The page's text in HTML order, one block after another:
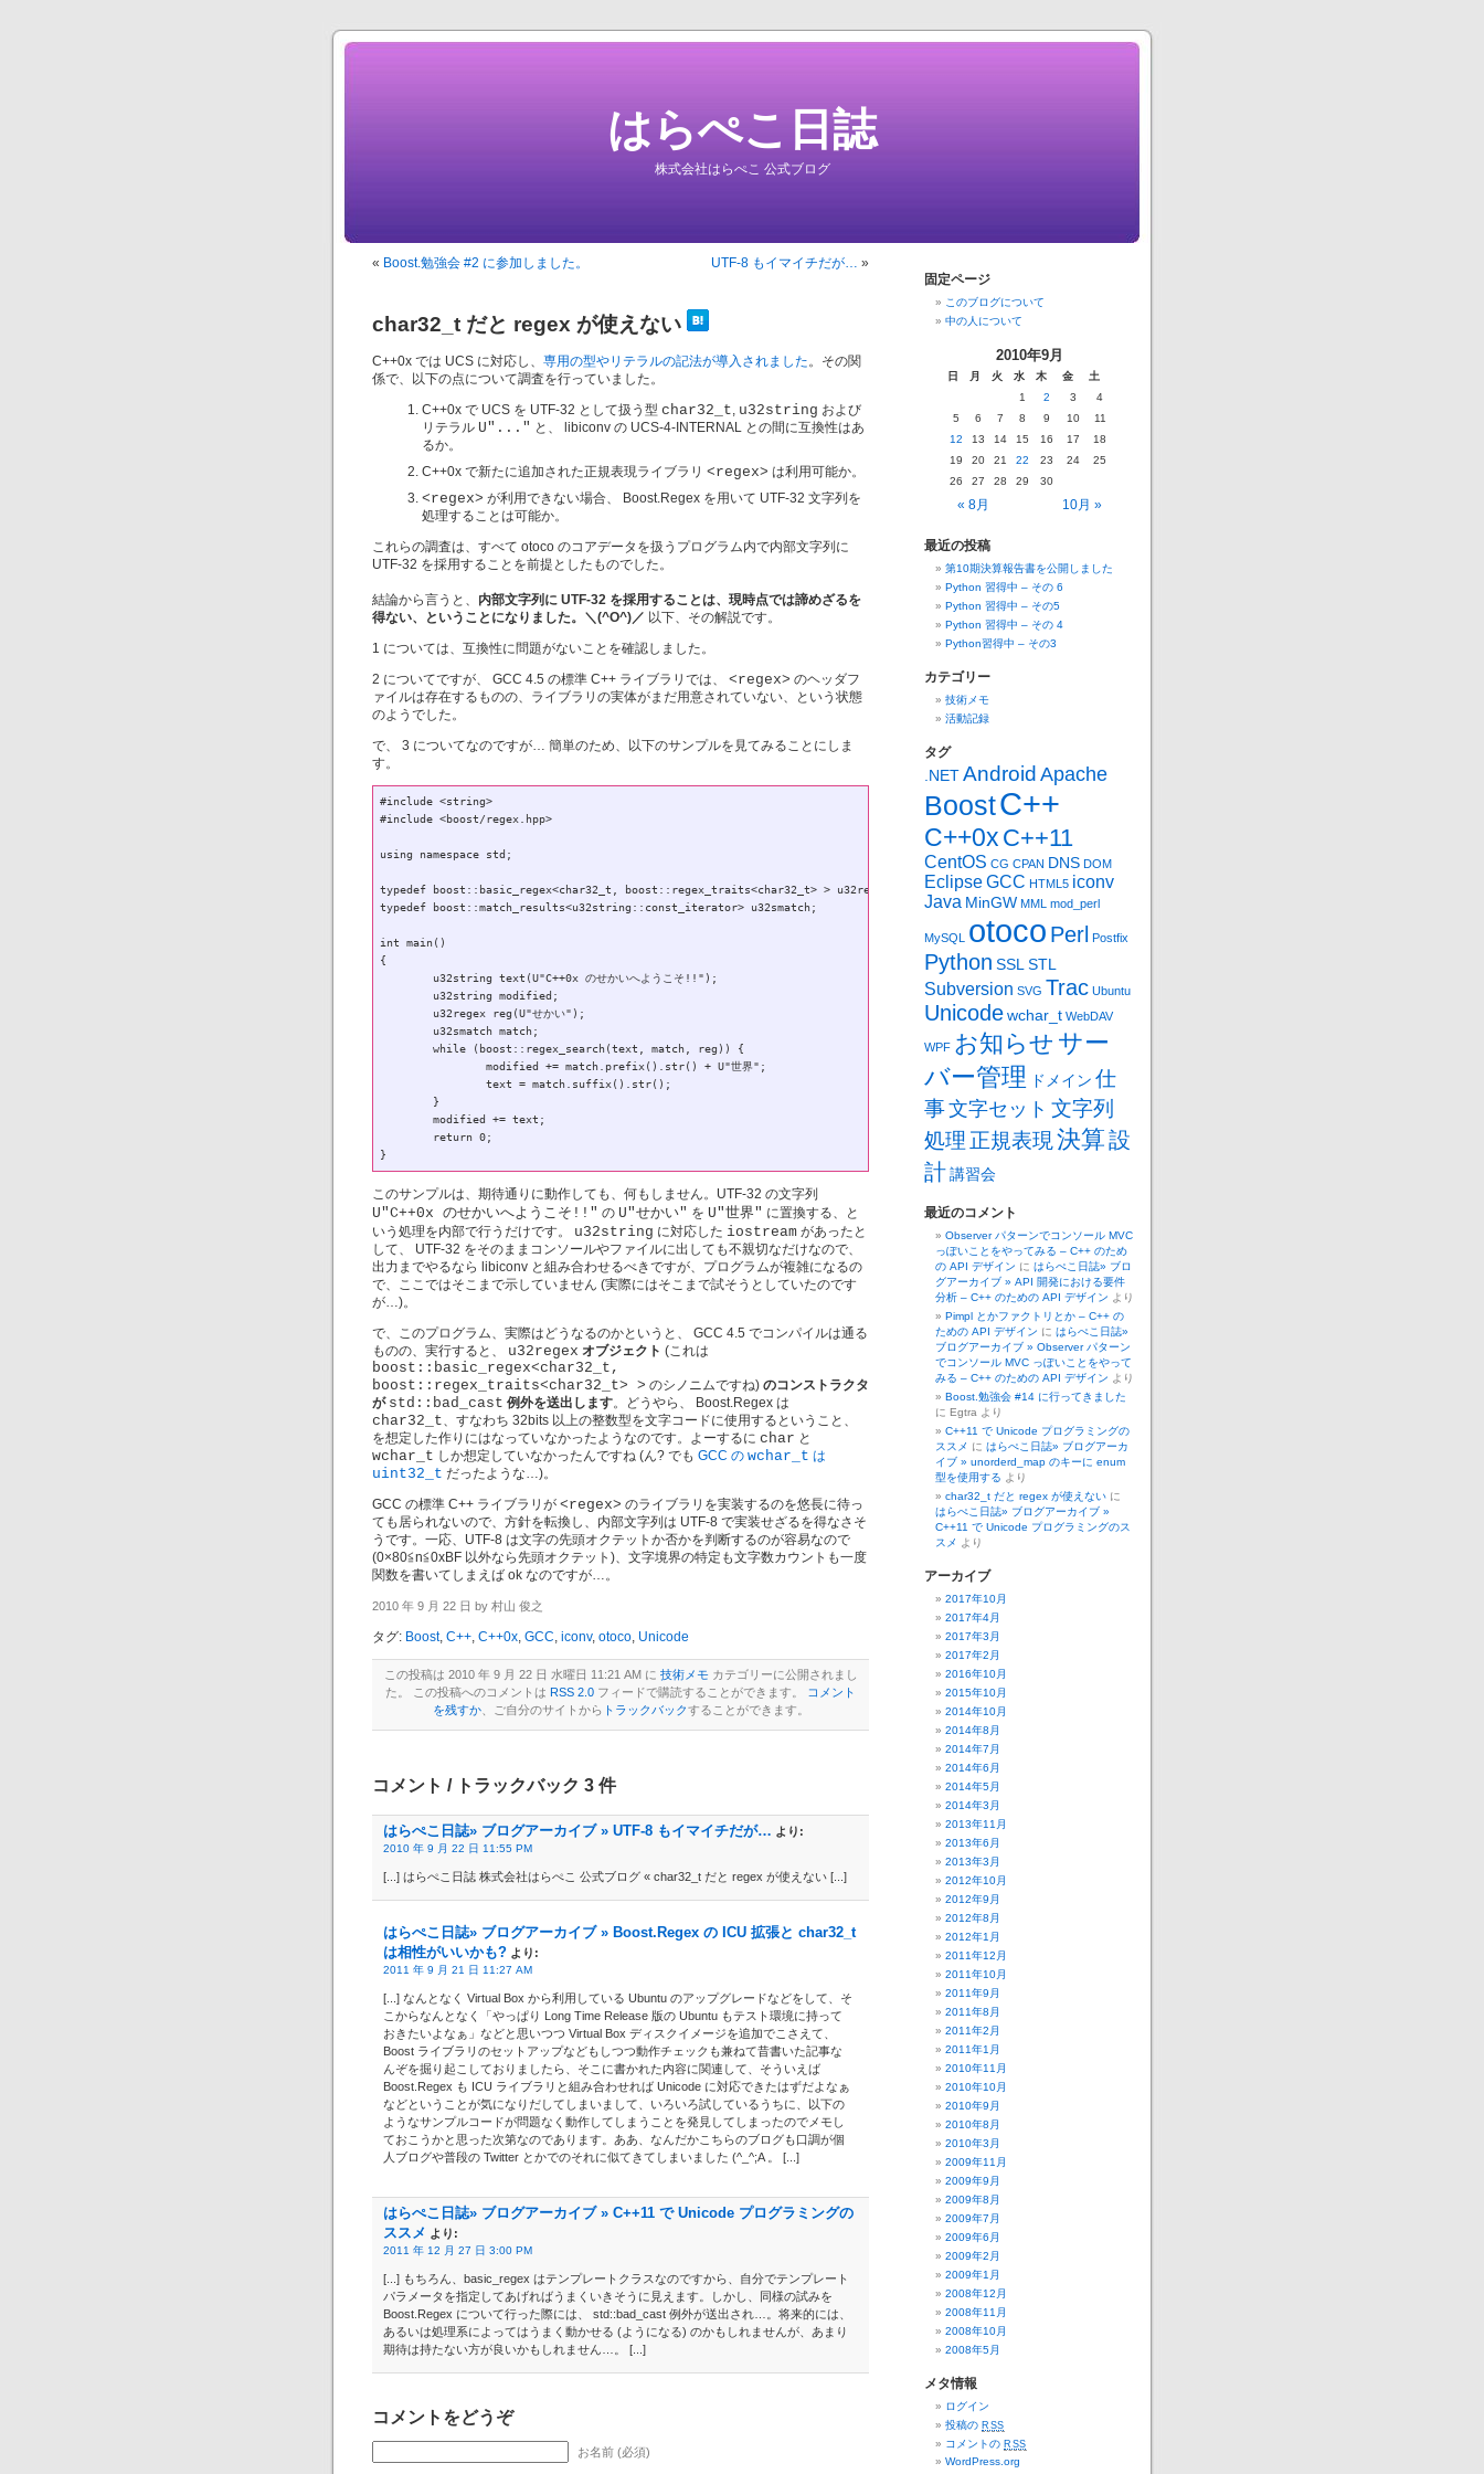
はらぺこ日誌
株式会社はらぺこ 公式ブログ
« Boost.勉強会 #2 に参加しました。 UTF-8 もイマイチだが… »
char32_t だと regex が使えない
C++0x では UCS に対応し、 専用の型やリテラルの記法が導入されました。その関
係で、以下の点について調査を行っていました。
C++0x で UCS を UTF-32 として扱う型 char32_t, u32string および
リテラル U"..." と、 libiconv の UCS-4-INTERNAL との間に互換性はあ
るか。
C++0x で新たに追加された正規表現ライブラリ <regex> は利用可能か。
<regex> が利用できない場合、 Boost.Regex を用いて UTF-32 文字列を
処理することは可能か。
これらの調査は、すべて otoco のコアデータを扱うプログラム内で内部文字列に
UTF-32 を採用することを前提としたものでした。
結論から言うと、 内部文字列に UTF-32 を採用することは、現時点では諦めざるを
得ない、ということになりました。＼(^O^)／ 以下、その解説です。
1 については、互換性に問題がないことを確認しました。
2 についてですが、 GCC 4.5 の標準 C++ ライブラリでは、 <regex> のヘッダフ
ァイルは存在するものの、ライブラリの実体がまだ用意されていない、という状態
のようでした。
で、 3 についてなのですが… 簡単のため、以下のサンプルを見てみることにしま
す。
#include <string>
#include <boost/regex.hpp>
using namespace std;
typedef boost::basic_regex<char32_t, boost::regex_traits<char32_t> > u32regex;
typedef boost::match_results<u32string::const_iterator> u32smatch;
int main()
{
このサンプルは、期待通りに動作しても、何もしません。UTF-32 の文字列
U"C++0x のせかいへようこそ!!" の U"せかい" を U"世界" に置換する、と
いう処理を内部で行うだけです。 u32string に対応した iostream があったと
して、 UTF-32 をそのままコンソールやファイルに出しても不親切なだけなので、
出力までやるなら libiconv と組み合わせるべきですが、プログラムが複雑になるの
で、ここではそこまで示していません (実際にはそこまで試そうとしていたのです
が…)。
で、このプログラム、実際はどうなるのかというと、 GCC 4.5 でコンパイルは通る
ものの、実行すると、 u32regex オブジェクト (これは
boost::basic_regex<char32_t,
boost::regex_traits<char32_t> > のシノニムですね) のコンストラクタ
が std::bad_cast 例外を送出します。どうやら、 Boost.Regex は
char32_t、すなわち 32bits 以上の整数型を文字コードに使用するということ、
を想定した作りにはなっていなかったようなのです。よーするに char と
wchar_t しか想定していなかったんですね (ん? でも GCC の wchar_t は
uint32_t だったような…)。
GCC の標準 C++ ライブラリが <regex> のライブラリを実装するのを悠長に待っ
ても居られないので、方針を転換し、内部文字列は UTF-8 で実装せざるを得なさそ
うです。一応、UTF-8 は文字の先頭オクテットか否かを判断するのが容易なので
(0×80≦n≦0xBF 以外なら先頭オクテット)、文字境界の特定も文字数カウントも一度
関数を書いてしまえば ok なのですが…。
2010 年 9 月 22 日 by 村山 俊之
タグ: Boost, C++, C++0x, GCC, iconv, otoco, Unicode
この投稿は 2010 年 9 月 22 日 水曜日 11:21 AM に 技術メモカテゴリーに公開されまし
た。 この投稿へのコメントは RSS 2.0 フィードで購読することができます。
コメント
を残すか、ご自分のサイトから トラックバックすることができます。
コメント / トラックバック 3 件
はらぺこ日誌» ブログアーカイブ » UTF-8 もイマイチだが… より:
2010 年 9 月 22 日 11:55 PM
[...] はらぺこ日誌 株式会社はらぺこ 公式ブログ « char32_t だと regex が使えない [...]
はらぺこ日誌» ブログアーカイブ » Boost.Regex の ICU 拡張と char32_t
は相性がいいかも? より:
2011 年 9 月 21 日 11:27 AM
[...] なんとなく Virtual Box から利用している Ubuntu のアップグレードなどをして、そ
こからなんとなく「やっぱり Long Time Release 版の Ubuntu もテスト環境に持って
おきたいよなぁ」などと思いつつ Virtual Box ディスクイメージを追加でこさえて、
Boost ライブラリのセットアップなどもしつつ動作チェックも兼ねて昔書いた記事な
んぞを掘り起こしておりましたら、そこに書かれた内容に関連して、そういえば
Boost.Regex も ICU ライブラリと組み合わせれば Unicode に対応できたはずだよなぁ
などということが気になりだしてしまいまして、いろいろ試しているうちに、以下の
ようなサンプルコードが問題なく動作してしまうことを発見してしまったのでメモし
ておこうかと思った次第なのであります。ああ、なんだかこちらのブログも口調が個
人ブログや普段の Twitter とかでのそれに似てきてしまいました (^_^;A 。 [...]
はらぺこ日誌» ブログアーカイブ » C++11 で Unicode プログラミングの
ススメ より:
2011 年 12 月 27 日 3:00 PM
[...] もちろん、basic_regex はテンプレートクラスなのですから、自分でテンプレート
パラメータを指定してあげればうまくいきそうに見えます。しかし、同様の試みを
Boost.Regex について行った際には、 std::bad_cast 例外が送出され…。将来的には、
あるいは処理系によってはうまく動かせる (ようになる) のかもしれませんが、あまり
期待は持たない方が良いかもしれません…。 [...]
コメントをどうぞ
お名前 (必須)
固定ページ
このブログについて
中の人について
2010年9月
日 月 火 水 木 金 土
« 8月 10月 »
1 2 3
4
5
6 7 8 9 10
11
12
13 14 15 16 17
18
19
20 21 22 23 24
25
26
27 28 29 30
最近の投稿
第10期決算報告書を公開しました
Python 習得中 – その 6
Python 習得中 – その5
Python 習得中 – その 4
Python習得中 – その3
カテゴリー
技術メモ
活動記録
タグ
.NETAndroid Apache
BoostC++
C++0x C++11
CentOS CG CPAN DNS DOM
EclipseGCC HTML5 iconv
Java MinGW MML mod_perl
MySQL otoco Perl Postfix
Python SSL STL
Subversion SVG Trac Ubuntu
Unicodewchar_t WebDAV
WPF お知らせ サー
バー管理
ドメイン 仕
事文字セット 文字列
処理 正規表現決算設
計講習会
最近のコメント
Observer パターンでコンソール MVC
っぽいことをやってみる – C++ のため
の API デザイン に はらぺこ日誌» ブロ
グアーカイブ » API 開発における要件
分析 – C++ のための API デザイン より
Pimpl とかファクトリとか – C++ の
ための API デザイン に はらぺこ日誌»
ブログアーカイブ » Observer パターン
でコンソール MVC っぽいことをやって
みる – C++ のための API デザイン より
Boost.勉強会 #14 に行ってきました
に Egtra より
C++11 で Unicode プログラミングの
ススメ に はらぺこ日誌» ブログアーカ
イブ » unorderd_map のキーに enum
型を使用する より
char32_t だと regex が使えない に
はらぺこ日誌» ブログアーカイブ »
C++11 で Unicode プログラミングのス
スメ
より
アーカイブ
2017年10月
2017年4月
2017年3月
2017年2月
2016年10月
2015年10月
2014年10月
2014年8月
2014年7月
2014年6月
2014年5月
2014年3月
2013年11月
2013年6月
2013年3月
2012年10月
2012年9月
2012年8月
2012年1月
2011年12月
2011年10月
2011年9月
2011年8月
2011年2月
2011年1月
2010年11月
2010年10月
2010年9月
2010年8月
2010年3月
2009年11月
2009年9月
2009年8月
2009年7月
2009年6月
2009年2月
2009年1月
2008年12月
2008年11月
2008年10月
2008年5月
メタ情報
ログイン
投稿の RSS
コメントの RSS
WordPress.org